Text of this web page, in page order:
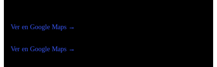
Ver en Google Maps →
Ver en Google Maps →